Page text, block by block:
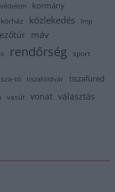
kormány
kórház közlekedés lmp
máv
rendőrség sport
tó tiszaföldvár tiszafüred
vasút vonat választás